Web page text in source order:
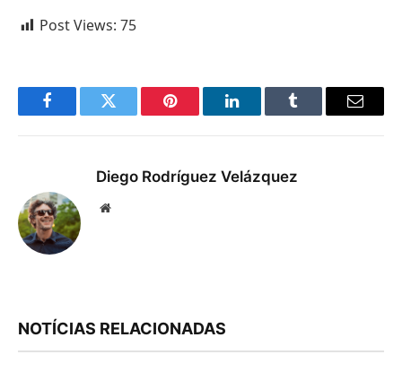
Post Views: 75
FacebookTwitter Pinterest LinkedInTumblr Email
Diego Rodríguez Velázquez
Website
NOTÍCIAS RELACIONADAS